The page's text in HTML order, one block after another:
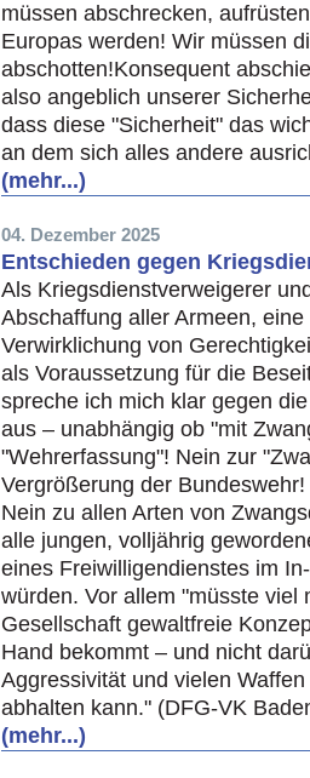
müssen abschrecken,
Europas werden! Wir müssen
abschotten!Konsequent
also angeblich unserer
dass diese "Sicherheit" das
an dem sich alles andere
(mehr...)
04. Dezember 2025
Entschieden gegen
Als Kriegsdienstverweigerer
Abschaffung aller Armeen,
Verwirklichung von
als Voraussetzung für die
spreche ich mich klar gegen
aus – unabhängig ob "mit
"Wehrerfassung"! Nein zur
Vergrößerung der
Nein zu allen Arten von
alle jungen, volljährig
eines Freiwilligendienstes im
würden. Vor allem "müsste viel
Gesellschaft gewaltfreie
Hand bekommt – und nicht
Aggressivität und vielen
abhalten kann." (DFG-VK
(mehr...)